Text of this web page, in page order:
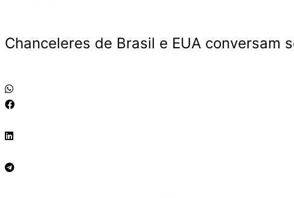
Chanceleres de Brasil e EUA conversam